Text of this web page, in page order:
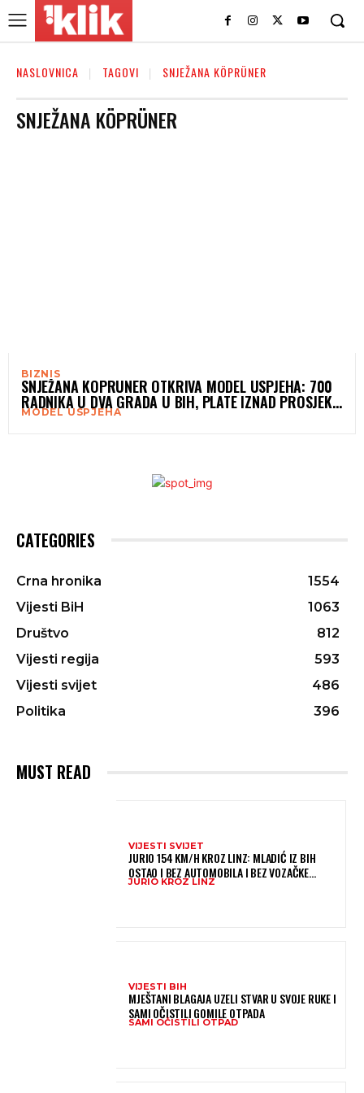
NASLOVNICA TAGOVI SNJEŽANA KÖPRÜNER
SNJEŽANA KÖPRÜNER
BIZNIS
SNJEŽANA KÖPRÜNER OTKRIVA MODEL USPJEHA: 700
RADNIKA U DVA GRADA U BIH, PLATE IZNAD PROSJEKA
I BRIGA O ZAPOSLENIMA
MODEL USPJEHA
CATEGORIES
Crna hronika
1554
Vijesti BiH
1063
Društvo
812
Vijesti regija
593
Vijesti svijet
486
Politika
396
MUST READ
VIJESTI SVIJET
JURIO 154 KM/H KROZ LINZ: MLADIĆ IZ BIH
OSTAO I BEZ AUTOMOBILA I BEZ VOZAČKE
DOZVOLE
JURIO KROZ LINZ
VIJESTI BIH
MJEŠTANI BLAGAJA UZELI STVAR U SVOJE RUKE I
SAMI OČISTILI GOMILE OTPADA
SAMI OČISTILI OTPAD